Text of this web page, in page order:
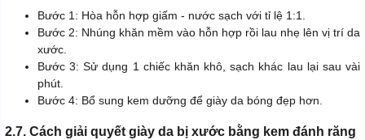
Bước 1: Hòa hỗn hợp giấm - nước sạch với tỉ lệ 1:1.
Bước 2: Nhúng khăn mềm vào hỗn hợp rồi lau nhẹ lên vị trí da
xước.
Bước 3: Sử dụng 1 chiếc khăn khô, sạch khác lau lại sau vài
phút.
Bước 4: Bổ sung kem dưỡng để giày da bóng đẹp hơn.
2.7. Cách giải quyết giày da bị xước bằng kem đánh răng